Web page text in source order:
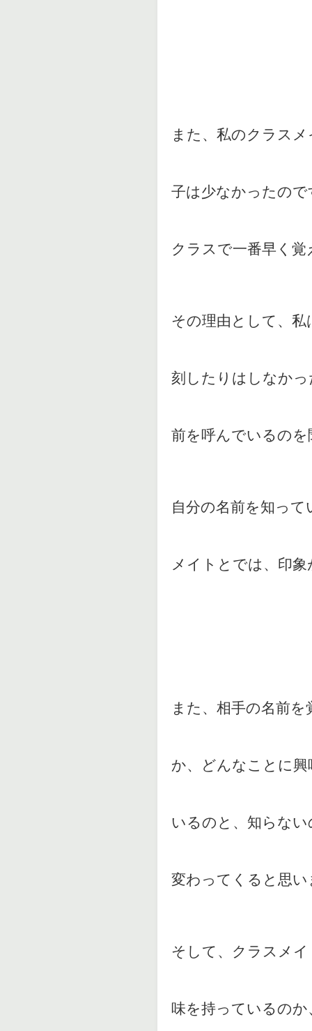
また、私のクラス
子は少なかったの
クラスで一番早く
その理由として、
刻したりはしなか
前を呼んでいるの
自分の名前を知っ
メイトとでは、印
また、相手の名前
か、どんなことに
いるのと、知らな
変わってくると思い
そして、クラスメ
味を持っているの